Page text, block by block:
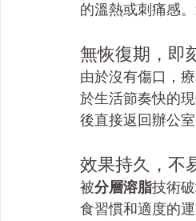
的溫熱或刺痛感
無恢復期，即
由於沒有傷口，
於生活節奏快的
後直接返回辦公室
效果持久，不
被分層溶脂技術
食習慣和適度的